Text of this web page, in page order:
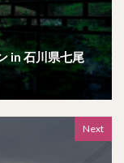
in 石川県七尾
Next